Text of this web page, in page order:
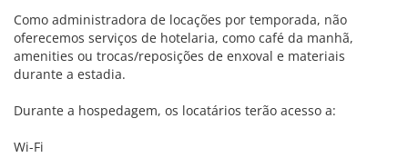
Como administradora de locações por temporada, não
oferecemos serviços de hotelaria, como café da manhã,
amenities ou trocas/reposições de enxoval e materiais
durante a estadia.
Durante a hospedagem, os locatários terão acesso a:
Wi-Fi